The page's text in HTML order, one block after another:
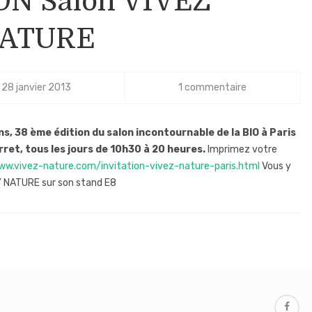
28 janvier 2013 1 commentaire
38 ème édition du salon incontournable de la BIO à Paris
tous les jours de 10h30 à 20 heures. Imprimez votre
nature.com/invitation-vivez-nature-paris.html Vous y
sur son stand E8